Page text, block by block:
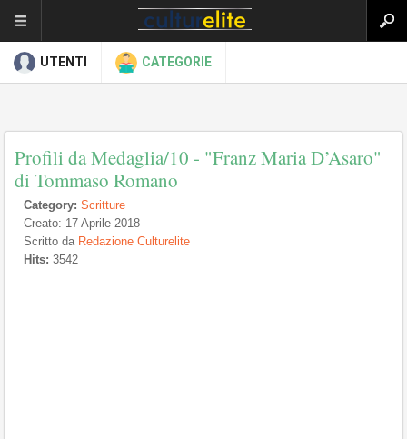
UTENTI CATEGORIE
Profili da Medaglia/10 - "Franz Maria D’Asaro"
di Tommaso Romano
Category: Scritture
Creato: 17 Aprile 2018
Scritto da Redazione Culturelite
Hits: 3542